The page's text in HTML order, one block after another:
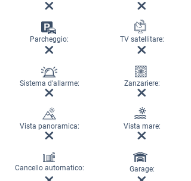
Parcheggio:
Sistema d'allarme:
Vista panoramica:
Cancello automatico:
TV satellitare:
Zanzariere:
Vista mare:
Garage: